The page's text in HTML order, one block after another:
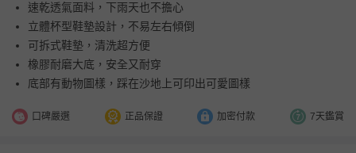
速乾透氣面料，下雨天也不擔心
立體杯型鞋墊設計，不易左右傾倒
可拆式鞋墊，清洗超方便
橡膠耐磨大底，安全又耐穿
底部有動物圖樣，踩在沙地上可印出可愛圖樣
口碑嚴選 正品保證 加密付款 7天鑑賞